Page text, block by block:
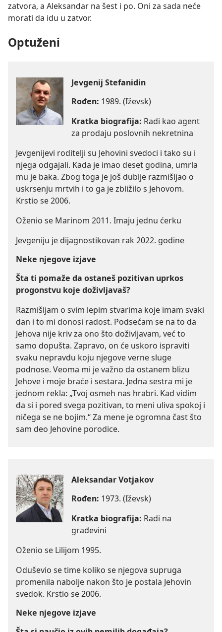
zatvora, a Aleksandar na šest i po. Oni za sada neće
morati da idu u zatvor.
Optuženi
Jevgenij Stefanidin
Rođen: 1989. (Iževsk)
Kratka biografija: Radi kao agent
za prodaju poslovnih nekretnina
Jevgenijevi roditelji su Jehovini svedoci i tako su i
njega odgajali. Kada je imao deset godina, umrla
mu je baka. Zbog toga je još dublje razmišljao o
uskrsenju mrtvih i to ga je zbližilo s Jehovom.
Krstio se 2006.
Oženio se Marinom 2011. Imaju jednu ćerku
Jevgeniju je dijagnostikovan rak 2022. godine
Neke njegove izjave
Šta ti pomaže da ostaneš pozitivan uprkos
progonstvu koje doživljavaš?
Razmišljam o svim lepim stvarima koje imam svaki
dan i to mi donosi radost. Podsećam se na to da
Jehova nije kriv za ono što doživljavam, već to
samo dopušta. Zapravo, on će uskoro ispraviti
svaku nepravdu koju njegove verne sluge
podnose. Veoma mi je važno da ostanem blizu
Jehove i moje braće i sestara. Jedna sestra mi je
jednom rekla: „Tvoj osmeh nas hrabri. Kad vidim
da si i pored svega pozitivan, to meni uliva spokoj i
ničega se ne bojim.“ Za mene je ogromna čast što
sam deo Jehovine porodice.
Aleksandar Votjakov
Rođen: 1973. (Iževsk)
Kratka biografija: Radi na
građevini
Oženio se Lilijom 1995.
Oduševio se time koliko se njegova supruga
promenila nabolje nakon što je postala Jehovin
svedok. Krstio se 2006.
Neke njegove izjave